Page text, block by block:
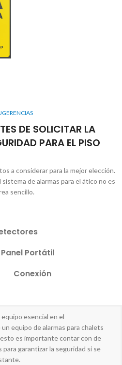
DE SOLICITAR LA
PARA EL PISO
a considerar para la mejor elección.
de alarmas para el ático no es
sencillo.
Panel Portátil
Conexión
esencial en el
equipo de alarmas para chalets
es importante contar con de
garantizar la seguridad si se